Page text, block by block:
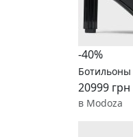
-40%
Ботильоны
20999 грн
в Modoza